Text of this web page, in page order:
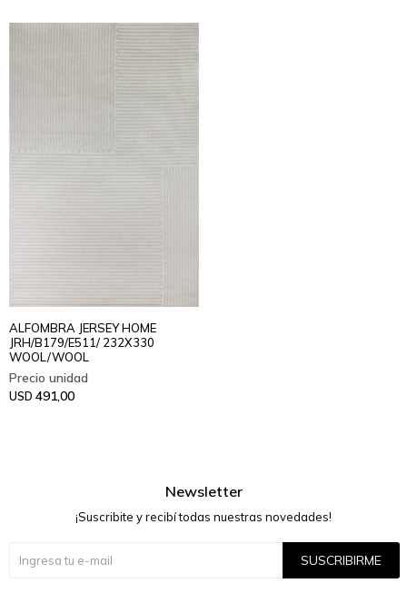
ALFOMBRA JERSEY HOME
JRH/B179/E511/ 232X330
WOOL/WOOL
USD 491,00
Newsletter
¡Suscribite y recibí todas nuestras novedades!
SUSCRIBIRME